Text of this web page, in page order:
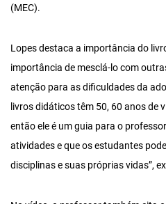
(MEC).
Lopes destaca a importância do
importância de mesclá-lo com
atenção para as dificuldades da
livros didáticos têm 50, 60 anos de
então ele é um guia para o
atividades e que os estudantes
disciplinas e suas próprias vidas”,